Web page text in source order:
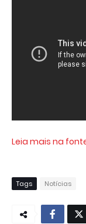
Leia mais na
Tags Notícias